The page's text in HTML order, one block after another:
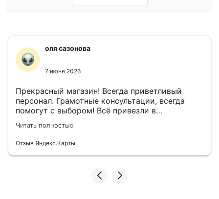
оля сазонова
7 июня 2026
Прекрасный магазин! Всегда приветливый
персонал. Грамотные консультации, всегда
помогут с выбором! Всё привезли в
назначенный день!
Читать полностью
Отзыв Яндекс.Карты